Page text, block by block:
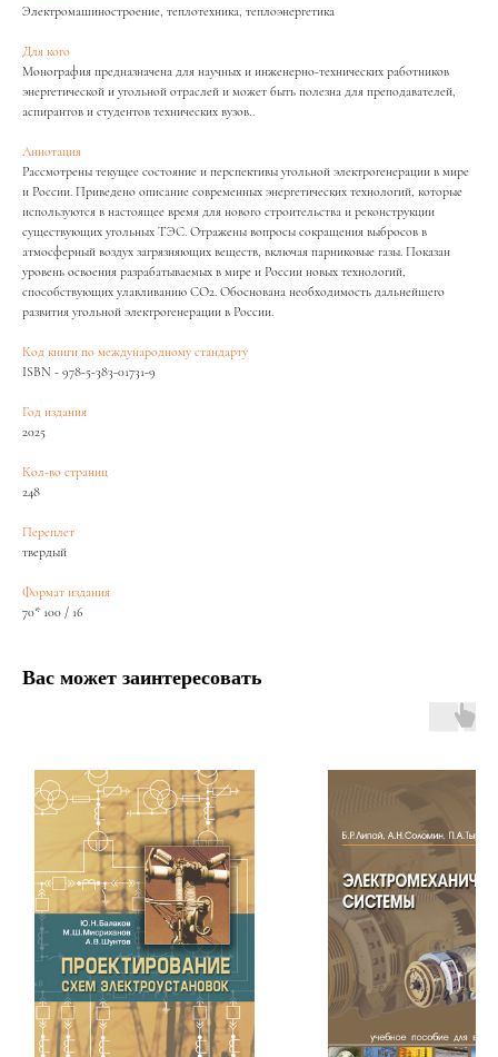
Электромашиностроение, теплотехника, теплоэнергетика
Для кого
Монография предназначена для научных и инженерно-технических работников
энергетической и угольной отраслей и может быть полезна для преподавателей,
аспирантов и студентов технических вузов..
Аннотация
Рассмотрены текущее состояние и перспективы угольной электрогенерации в мире
и России. Приведено описание современных энергетических технологий, которые
используются в настоящее время для нового строительства и реконструкции
существующих угольных ТЭС. Отражены вопросы сокращения выбросов в
атмосферный воздух загрязняющих веществ, включая парниковые газы. Показан
уровень освоения разрабатываемых в мире и России новых технологий,
способствующих улавливанию CO2. Обоснована необходимость дальнейшего
развития угольной электрогенерации в России.
Код книги по международному стандарту
ISBN - 978-5-383-01731-9
Год издания
2025
Кол-во страниц
248
Переплет
твердый
Формат издания
70* 100 / 16
Вас может заинтересовать